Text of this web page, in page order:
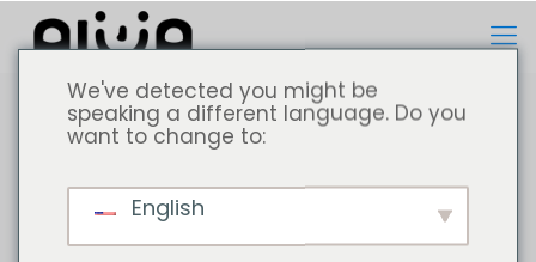
Todos Computador portátil
We've detected you might be
speaking a different language. Do you
want to change to:
English